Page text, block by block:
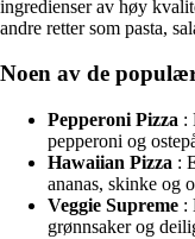
ingredienser av høy
andre retter som pasta,
Noen av de
Pepperoni Pizza :
pepperoni og
Hawaiian Pizza :
ananas, skinke og
Veggie Supreme :
grønnsaker og